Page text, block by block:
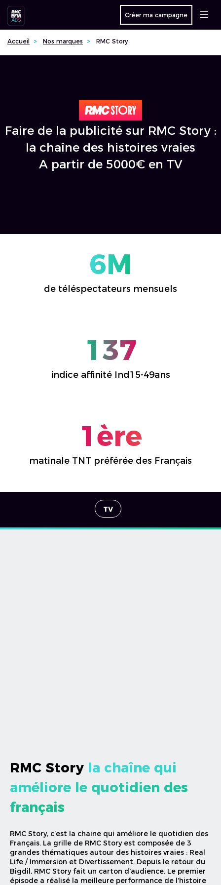
Créer ma campagne
Accueil Nos marques RMC Story
Faire de la publicité sur RMC Story :
la chaîne des histoires vraies
A partir de 5000€ en TV
6M
de téléspectateurs mensuels
137
indice affinité Ind15-49ans
1ère
matinale TNT préférée des Français
TV
RMC Story la chaîne qui
améliore le quotidien des
français
RMC Story, c’est la chaine qui améliore le quotidien des
Français. La grille de RMC Story est composée de 3
grandes thématiques autour des histoires vraies : Real
Life / Immersion et Divertissement. Depuis le retour du
Bigdil, RMC Story fait un carton d'audience. Le premier
épisode a réalisé la meilleure performance de l’histoire